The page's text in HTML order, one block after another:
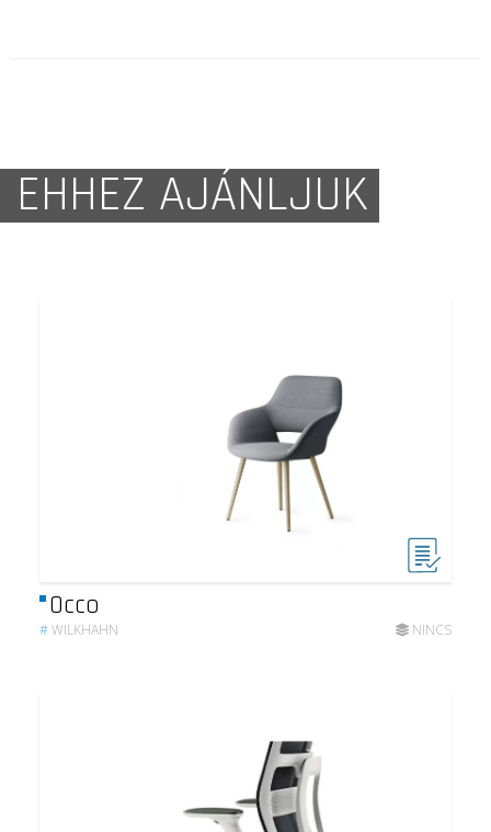
EHHEZ AJÁNLJUK
Occo
#WILKHAHN NINCS